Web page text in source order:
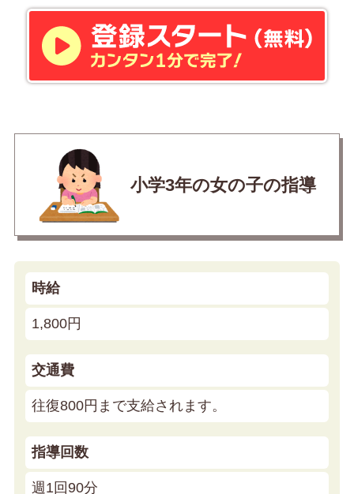
小学3年の女の子の指導
時給
1,800円
交通費
往復800円まで支給されます。
指導回数
週1回90分